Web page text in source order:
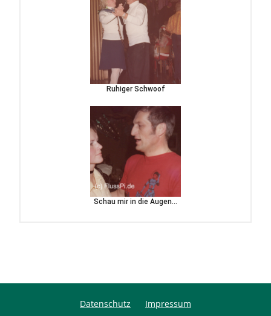
Ruhiger Schwoof
Schau mir in die Augen…
Datenschutz Impressum